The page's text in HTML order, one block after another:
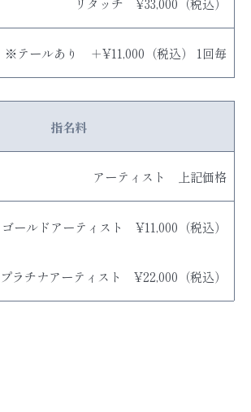
※テールあり ＋¥11,000（税込） 1回毎
指名料
アーティスト 上記価格
ゴールドアーティスト ¥11,000（税込）
プラチナアーティスト ¥22,000（税込）